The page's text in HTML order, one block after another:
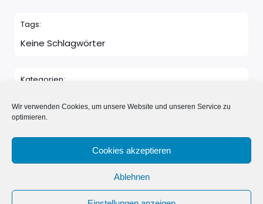
Wir verwenden Cookies, um unsere Website und unseren Service zu
optimieren.
Cookies akzeptieren
Ablehnen
Tags:
Keine Schlagwörter
Kategorien:
© 2026 Neue Nachbarn in Schönwalde e.V.. Erstellt mit ❤️